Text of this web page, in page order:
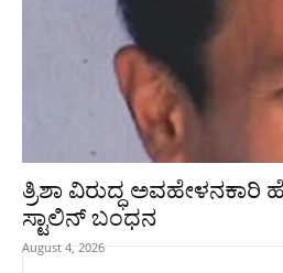
ತ್ರಿಶಾ ವಿರುದ್ಧ
ಸ್ಟಾಲಿನ್‌ ಬಂಧನ
August 4, 2026